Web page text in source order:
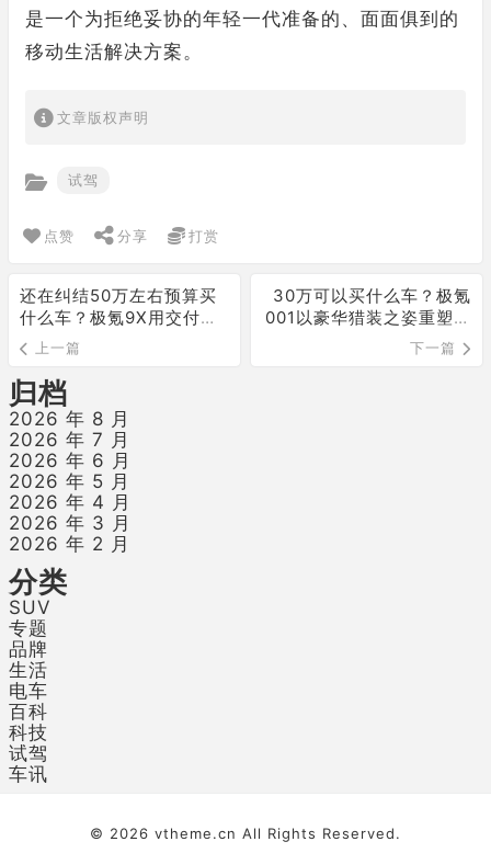
是一个为拒绝妥协的年轻一代准备的、面面俱到的
移动生活解决方案。
文章版权声明
试驾
点赞 分享 打赏
还在纠结50万左右预算买
什么车？极氪9X用交付破
3万证明实力
上一篇
30万可以买什么车？极氪
001以豪华猎装之姿重塑价
值标杆
下一篇
归档
2026 年 8 月
2026 年 7 月
2026 年 6 月
2026 年 5 月
2026 年 4 月
2026 年 3 月
2026 年 2 月
分类
SUV
专题
品牌
生活
电车
百科
科技
试驾
车讯
© 2026 vtheme.cn All Rights Reserved.